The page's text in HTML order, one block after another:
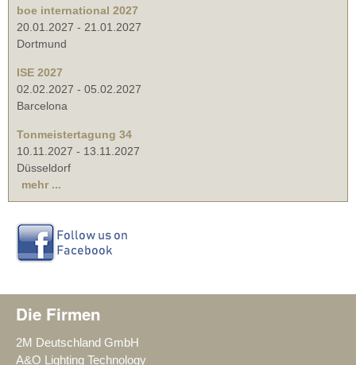
boe international 2027
20.01.2027 - 21.01.2027
Dortmund
ISE 2027
02.02.2027 - 05.02.2027
Barcelona
Tonmeistertagung 34
10.11.2027 - 13.11.2027
Düsseldorf
mehr ...
Die Firmen
2M Deutschland GmbH
A&O Lighting Technology